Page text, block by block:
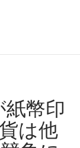
紙幣印
は他